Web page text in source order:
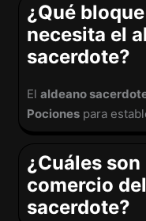
¿Qué
necesita el
sacerdote?
Elaldeano
Pociones para
¿Cuáles
comercio
sacerdote?